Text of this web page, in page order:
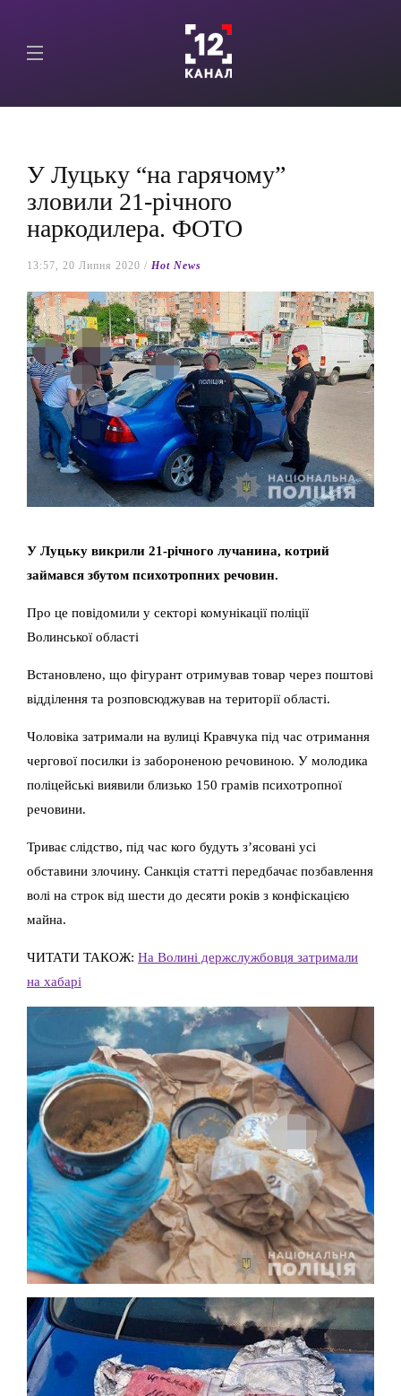
У Луцьку “на гарячому”
зловили 21-річного
наркодилера. ФОТО
13:57, 20 Липня 2020 / Hot News
У Луцьку викрили 21-річного лучанина, котрий
займався збутом психотропних речовин.
Про це повідомили у секторі комунікації поліції
Волинської області
Встановлено, що фігурант отримував товар через поштові
відділення та розповсюджував на території області.
Чоловіка затримали на вулиці Кравчука під час отримання
чергової посилки із забороненою речовиною. У молодика
поліцейські виявили близько 150 грамів психотропної
речовини.
Триває слідство, під час кого будуть з’ясовані усі
обставини злочину. Санкція статті передбачає позбавлення
волі на строк від шести до десяти років з конфіскацією
майна.
ЧИТАТИ ТАКОЖ: На Волині держслужбовця затримали
на хабарі